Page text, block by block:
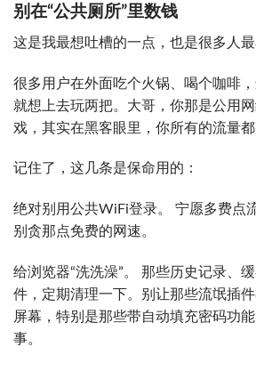
别在“公共厕所”里数钱
这是我最想吐槽的一点，也是很多人最
很多用户在外面吃个火锅、喝个咖啡
就想上去玩两把。大哥，你那是公用
戏，其实在黑客眼里，你所有的流量都
记住了，这几条是保命用的：
绝对别用公共WiFi登录。 宁愿多费点
别贪那点免费的网速。
给浏览器“洗洗澡”。 那些历史记录、
件，定期清理一下。别让那些流氓插
屏幕，特别是那些带自动填充密码功
事。